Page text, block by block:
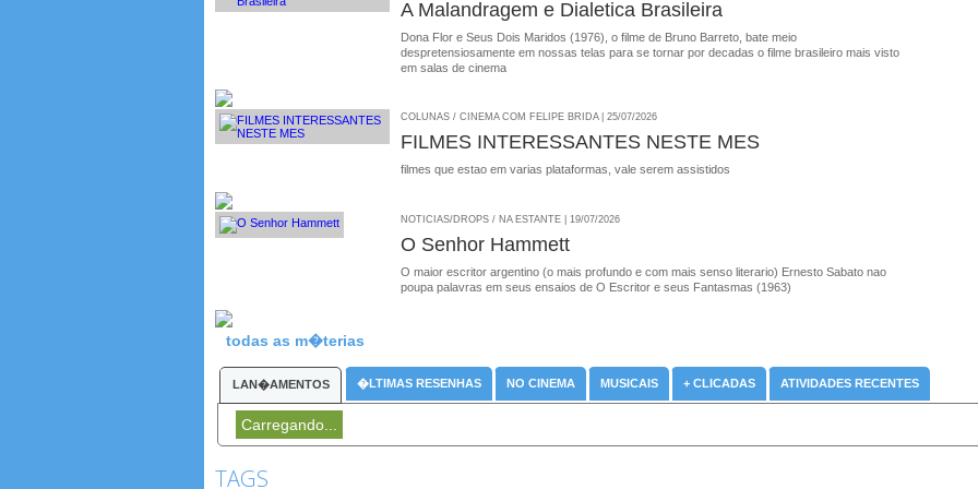
A Malandragem e Dialetica Brasileira
Dona Flor e Seus Dois Maridos (1976), o filme de Bruno Barreto, bate meio
despretensiosamente em nossas telas para se tornar por decadas o filme brasileiro mais visto
em salas de cinema
COLUNAS / CINEMA COM FELIPE BRIDA | 25/07/2026
FILMES INTERESSANTES NESTE MES
filmes que estao em varias plataformas, vale serem assistidos
NOTICIAS/DROPS / NA ESTANTE | 19/07/2026
O Senhor Hammett
O maior escritor argentino (o mais profundo e com mais senso literario) Ernesto Sabato nao
poupa palavras em seus ensaios de O Escritor e seus Fantasmas (1963)
todas as m�terias
LAN�AMENTOS �LTIMAS RESENHAS NO CINEMA MUSICAIS + CLICADAS ATIVIDADES RECENTES
Carregando...
TAGS